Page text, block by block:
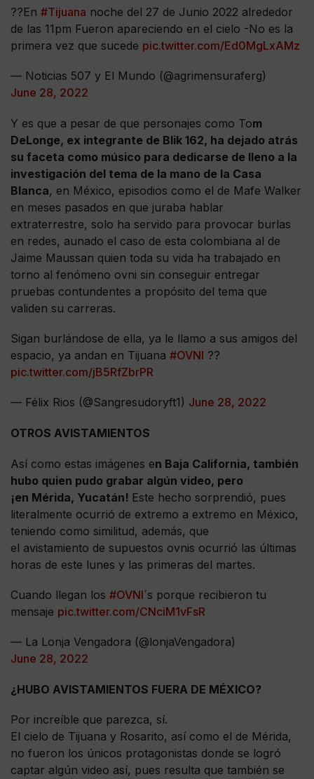
??En #Tijuana noche del 27 de Junio 2022 alrededor
de las 11pm Fueron apareciendo en el cielo -No es la
primera vez que sucede pic.twitter.com/Ed0MgLxAMz
— Noticias 507 y El Mundo (@agrimensuraferg)
June 28, 2022
Y es que a pesar de que personajes como Tom
DeLonge, ex integrante de Blik 162, ha dejado atrás
su faceta como músico para dedicarse de lleno a la
investigación del tema de la mano de la Casa
Blanca, en México, episodios como el de Mafe Walker
en meses pasados en que juraba hablar
extraterrestre, solo ha servido para provocar burlas
en redes, aunado el caso de esta colombiana al de
Jaime Maussan quien toda su vida ha trabajado en
torno al fenómeno ovni sin conseguir entregar
pruebas contundentes a propósito del tema que
validen su carreras.
Sigan burlándose de ella, ya le llamo a sus amigos del
espacio, ya andan en Tijuana #OVNI ??
pic.twitter.com/jB5RfZbrPR
— Félix Rios (@Sangresudoryft1) June 28, 2022
OTROS AVISTAMIENTOS
Así como estas imágenes en Baja California, también
hubo quien pudo grabar algún video, pero
¡en Mérida, Yucatán! Este hecho sorprendió, pues
literalmente ocurrió de extremo a extremo en México,
teniendo como similitud, además, que
el avistamiento de supuestos ovnis ocurrió las últimas
horas de este lunes y las primeras del martes.
Cuando llegan los #OVNI´s porque recibieron tu
mensaje pic.twitter.com/CNciM1vFsR
— La Lonja Vengadora (@lonjaVengadora)
June 28, 2022
¿HUBO AVISTAMIENTOS FUERA DE MÉXICO?
Por increíble que parezca, sí.
El cielo de Tijuana y Rosarito, así como el de Mérida,
no fueron los únicos protagonistas donde se logró
captar algún video así, pues resulta que también se